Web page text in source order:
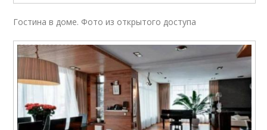
Гостина в доме. Фото из открытого доступа